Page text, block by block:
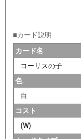
■カード説明
カード名
コーリスの子
色
白
コスト
(W)